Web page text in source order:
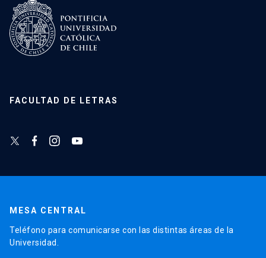
FACULTAD DE LETRAS
MESA CENTRAL
Teléfono para comunicarse con las distintas áreas de la
Universidad.